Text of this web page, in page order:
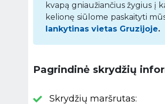
kvapą gniaužiančius žygius į
kelionę siūlome paskaityti
lankytinas vietas Gruzijoje.
Pagrindinė skrydžių
Skrydžių maršrutas: